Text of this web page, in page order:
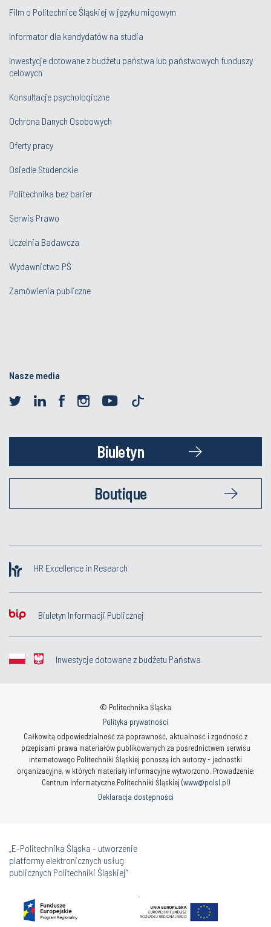
Film o Politechnice Śląskiej w języku migowym
Informator dla kandydatów na studia
Inwestycje dotowane z budżetu państwa lub państwowych funduszy
celowych
Konsultacje psychologiczne
Ochrona Danych Osobowych
Oferty pracy
Osiedle Studenckie
Politechnika bez barier
Serwis Prawo
Uczelnia Badawcza
Wydawnictwo PŚ
Zamówienia publiczne
Nasze media
Biuletyn
Boutique
HR Excellence in Research
Biuletyn Informacji Publicznej
Inwestycje dotowane z budżetu Państwa
© Politechnika Śląska
Polityka prywatności
Całkowitą odpowiedzialność za poprawność, aktualność i zgodność z
przepisami prawa materiałów publikowanych za pośrednictwem serwisu
internetowego Politechniki Śląskiej ponoszą ich autorzy - jednostki
organizacyjne, w których materiały informacyjne wytworzono. Prowadzenie:
Centrum Informatyczne Politechniki Śląskiej (www@polsl.pl)
Deklaracja dostępności
„E-Politechnika Śląska - utworzenie
platformy elektronicznych usług
publicznych Politechniki Śląskiej”